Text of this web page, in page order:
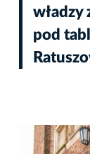
władzy
pod